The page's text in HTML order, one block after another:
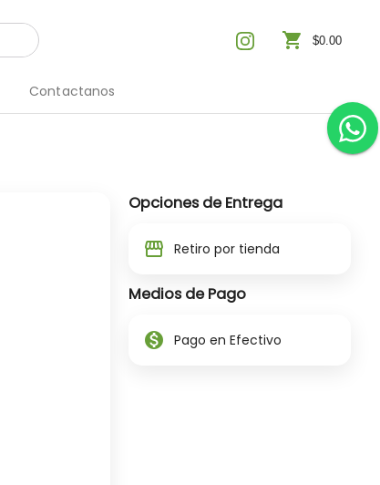
shopping_cart $0.00
Contactanos
Opciones de Entrega
storefront Retiro por tienda
Medios de Pago
monetization_on Pago en Efectivo